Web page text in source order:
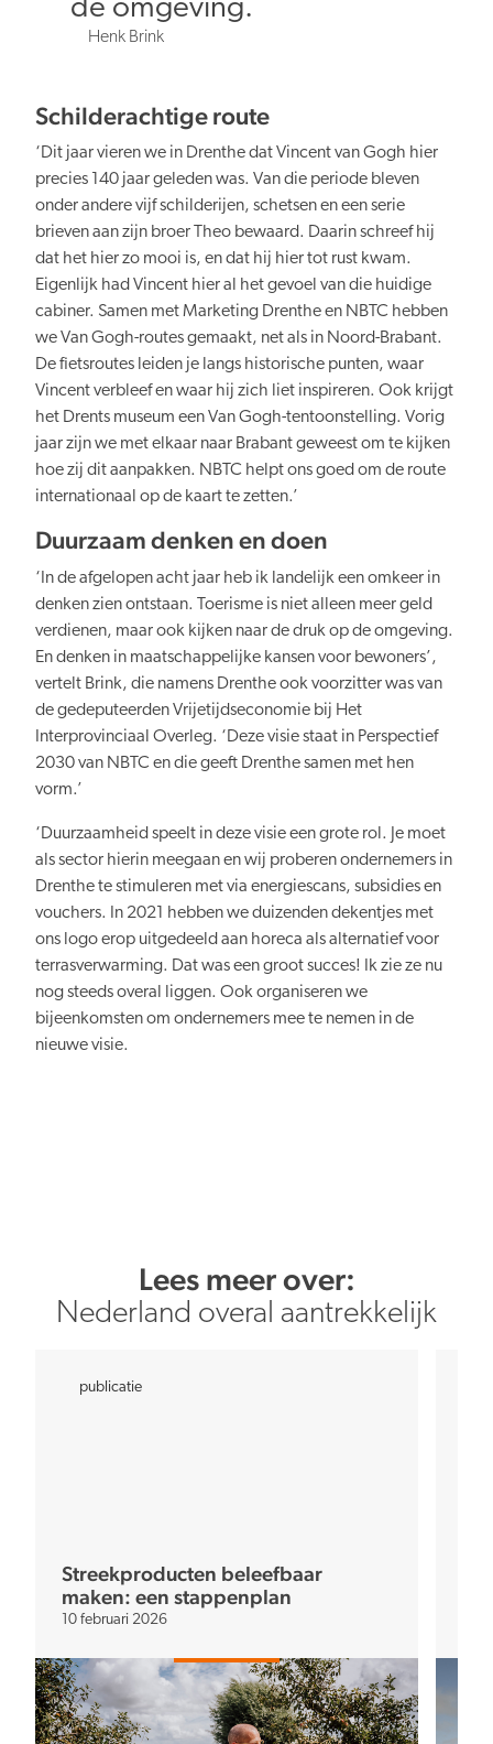
de omgeving.
Henk Brink
Schilderachtige route
‘Dit jaar vieren we in Drenthe dat Vincent van Gogh hier
precies 140 jaar geleden was. Van die periode bleven
onder andere vijf schilderijen, schetsen en een serie
brieven aan zijn broer Theo bewaard. Daarin schreef hij
dat het hier zo mooi is, en dat hij hier tot rust kwam.
Eigenlijk had Vincent hier al het gevoel van die huidige
cabiner. Samen met Marketing Drenthe en NBTC hebben
we Van Gogh-routes gemaakt, net als in Noord-Brabant.
De fietsroutes leiden je langs historische punten, waar
Vincent verbleef en waar hij zich liet inspireren. Ook krijgt
het Drents museum een Van Gogh-tentoonstelling. Vorig
jaar zijn we met elkaar naar Brabant geweest om te kijken
hoe zij dit aanpakken. NBTC helpt ons goed om de route
internationaal op de kaart te zetten.’
Duurzaam denken en doen
‘In de afgelopen acht jaar heb ik landelijk een omkeer in
denken zien ontstaan. Toerisme is niet alleen meer geld
verdienen, maar ook kijken naar de druk op de omgeving.
En denken in maatschappelijke kansen voor bewoners’,
vertelt Brink, die namens Drenthe ook voorzitter was van
de gedeputeerden Vrijetijdseconomie bij Het
Interprovinciaal Overleg. ‘Deze visie staat in Perspectief
2030 van NBTC en die geeft Drenthe samen met hen
vorm.’
‘Duurzaamheid speelt in deze visie een grote rol. Je moet
als sector hierin meegaan en wij proberen ondernemers in
Drenthe te stimuleren met via energiescans, subsidies en
vouchers. In 2021 hebben we duizenden dekentjes met
ons logo erop uitgedeeld aan horeca als alternatief voor
terrasverwarming. Dat was een groot succes! Ik zie ze nu
nog steeds overal liggen. Ook organiseren we
bijeenkomsten om ondernemers mee te nemen in de
nieuwe visie.
Lees meer over:
Nederland overal aantrekkelijk
publicatie
Streekproducten beleefbaar
maken: een stappenplan
10 februari 2026